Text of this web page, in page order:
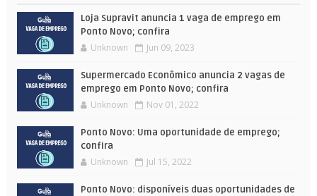
Loja Supravit anuncia 1 vaga de emprego em
Ponto Novo; confira
Unknown Jun 09, 2023
Supermercado Econômico anuncia 2 vagas de
emprego em Ponto Novo; confira
Unknown Nov 01, 2022
Ponto Novo: Uma oportunidade de emprego;
confira
Unknown Jul 15, 2022
Ponto Novo: disponíveis duas oportunidades de